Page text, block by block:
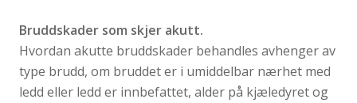
Bruddskader som skjer akutt.
Hvordan akutte bruddskader behandles avhenger av
type brudd, om bruddet er i umiddelbar nærhet med
ledd eller ledd er innbefattet, alder på kjæledyret og